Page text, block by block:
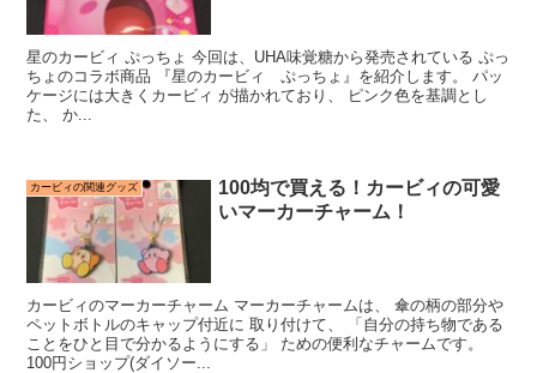
星のカービィ ぷっちょ 今回は、UHA味覚糖から発売されている ぷっ
ちょのコラボ商品 『星のカービィ ぷっちょ』を紹介します。 パッ
ケージには大きくカービィ が描かれており、 ピンク色を基調とし
た、 か...
カービィの関連グッズ
100均で買える！カービィの可愛
いマーカーチャーム！
カービィのマーカーチャーム マーカーチャームは、 傘の柄の部分や
ペットボトルのキャップ付近に 取り付けて、 「自分の持ち物である
ことをひと目で分かるようにする」 ための便利なチャームです。
100円ショップ(ダイソー...